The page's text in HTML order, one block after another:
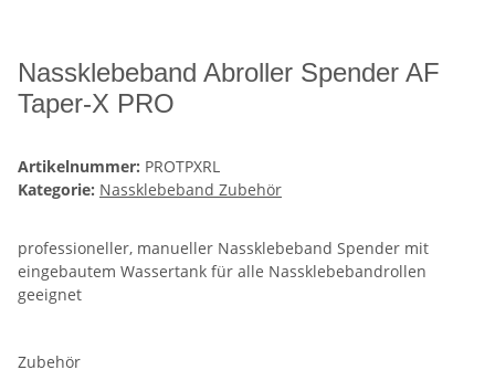
Nassklebeband Abroller Spender AF
Taper-X PRO
Artikelnummer: PROTPXRL
Kategorie: Nassklebeband Zubehör
professioneller, manueller Nassklebeband Spender mit
eingebautem Wassertank für alle Nassklebebandrollen
geeignet
Zubehör